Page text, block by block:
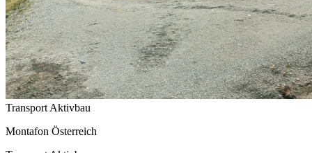
Transport Aktivbau
Montafon Österreich